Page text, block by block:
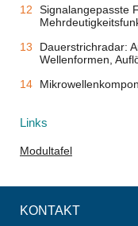
Signalangepasste
Dauerstrichradar:
Wellenformen,
Links
Modultafel
KONTAKT